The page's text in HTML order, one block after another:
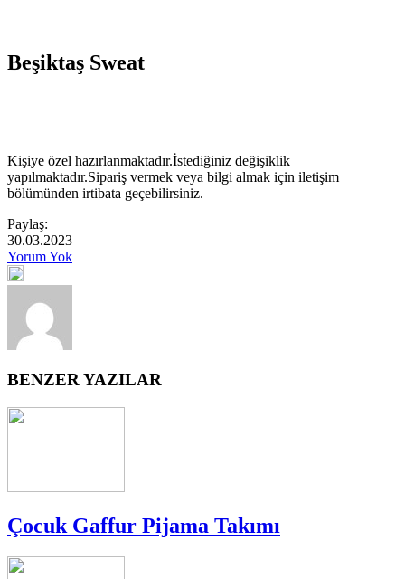
Beşiktaş Sweat
Kişiye özel hazırlanmaktadır.İstediğiniz değişiklik
yapılmaktadır.Sipariş vermek veya bilgi almak için iletişim
bölümünden irtibata geçebilirsiniz.
Paylaş:
30.03.2023
Yorum Yok
BENZER YAZILAR
Çocuk Gaffur Pijama Takımı